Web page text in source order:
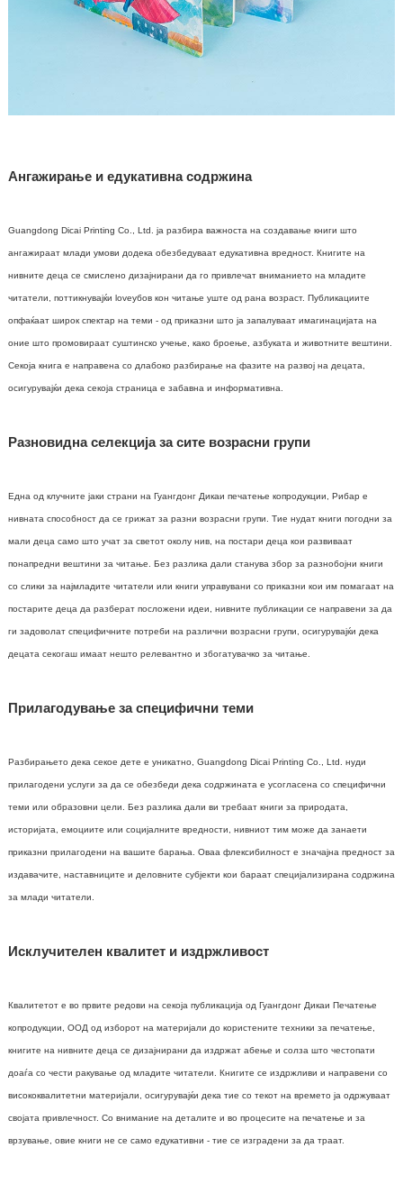
Ангажирање и едукативна содржина
Guangdong Dicai Printing Co., Ltd. ја разбира важноста на создавање книги што
ангажираат млади умови додека обезбедуваат едукативна вредност. Книгите на
нивните деца се смислено дизајнирани да го привлечат вниманието на младите
читатели, поттикнувајќи loveубов кон читање уште од рана возраст. Публикациите
опфаќаат широк спектар на теми - од приказни што ја запалуваат имагинацијата на
оние што промовираат суштинско учење, како броење, азбуката и животните вештини.
Секоја книга е направена со длабоко разбирање на фазите на развој на децата,
осигурувајќи дека секоја страница е забавна и информативна.
Разновидна селекција за сите возрасни групи
Една од клучните јаки страни на Гуангдонг Дикаи печатење копродукции, Рибар е
нивната способност да се грижат за разни возрасни групи. Тие нудат книги погодни за
мали деца само што учат за светот околу нив, на постари деца кои развиваат
понапредни вештини за читање. Без разлика дали станува збор за разнобојни книги
со слики за најмладите читатели или книги управувани со приказни кои им помагаат на
постарите деца да разберат посложени идеи, нивните публикации се направени за да
ги задоволат специфичните потреби на различни возрасни групи, осигурувајќи дека
децата секогаш имаат нешто релевантно и збогатувачко за читање.
Прилагодување за специфични теми
Разбирањето дека секое дете е уникатно, Guangdong Dicai Printing Co., Ltd. нуди
прилагодени услуги за да се обезбеди дека содржината е усогласена со специфични
теми или образовни цели. Без разлика дали ви требаат книги за природата,
историјата, емоциите или социјалните вредности, нивниот тим може да занаети
приказни прилагодени на вашите барања. Оваа флексибилност е значајна предност за
издавачите, наставниците и деловните субјекти кои бараат специјализирана содржина
за млади читатели.
Исклучителен квалитет и издржливост
Квалитетот е во првите редови на секоја публикација од Гуангдонг Дикаи Печатење
копродукции, ООД од изборот на материјали до користените техники за печатење,
книгите на нивните деца се дизајнирани да издржат абење и солза што честопати
доаѓа со чести ракување од младите читатели. Книгите се издржливи и направени со
висококвалитетни материјали, осигурувајќи дека тие со текот на времето ја одржуваат
својата привлечност. Со внимание на деталите и во процесите на печатење и за
врзување, овие книги не се само едукативни - тие се изградени за да траат.